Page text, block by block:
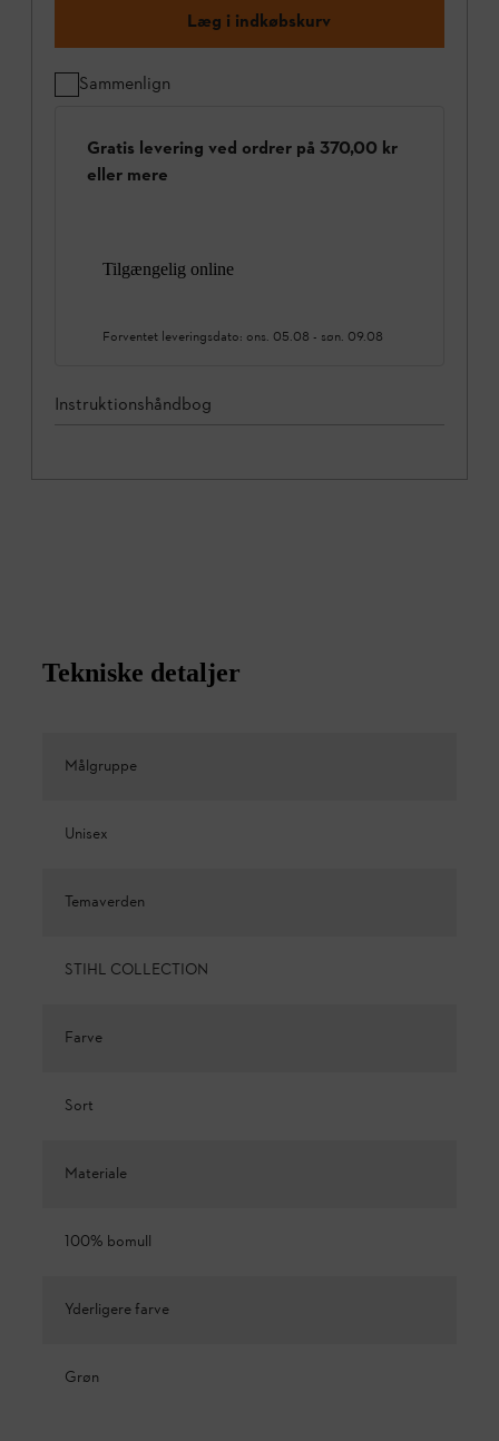
Læg i indkøbskurv
Sammenlign
Gratis levering ved ordrer på 370,00 kr
eller mere
Tilgængelig online
Forventet leveringsdato: ons. 05.08 - søn. 09.08
Instruktionshåndbog
Tekniske detaljer
Målgruppe
Unisex
Temaverden
STIHL COLLECTION
Farve
Sort
Materiale
100% bomull
Yderligere farve
Grøn